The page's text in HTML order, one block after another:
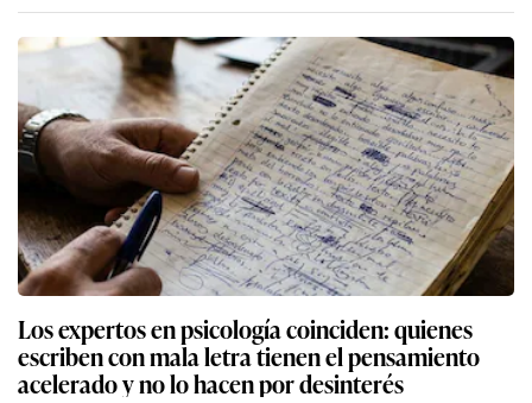
Los expertos en psicología coinciden: quienes
escriben con mala letra tienen el pensamiento
acelerado y no lo hacen por desinterés